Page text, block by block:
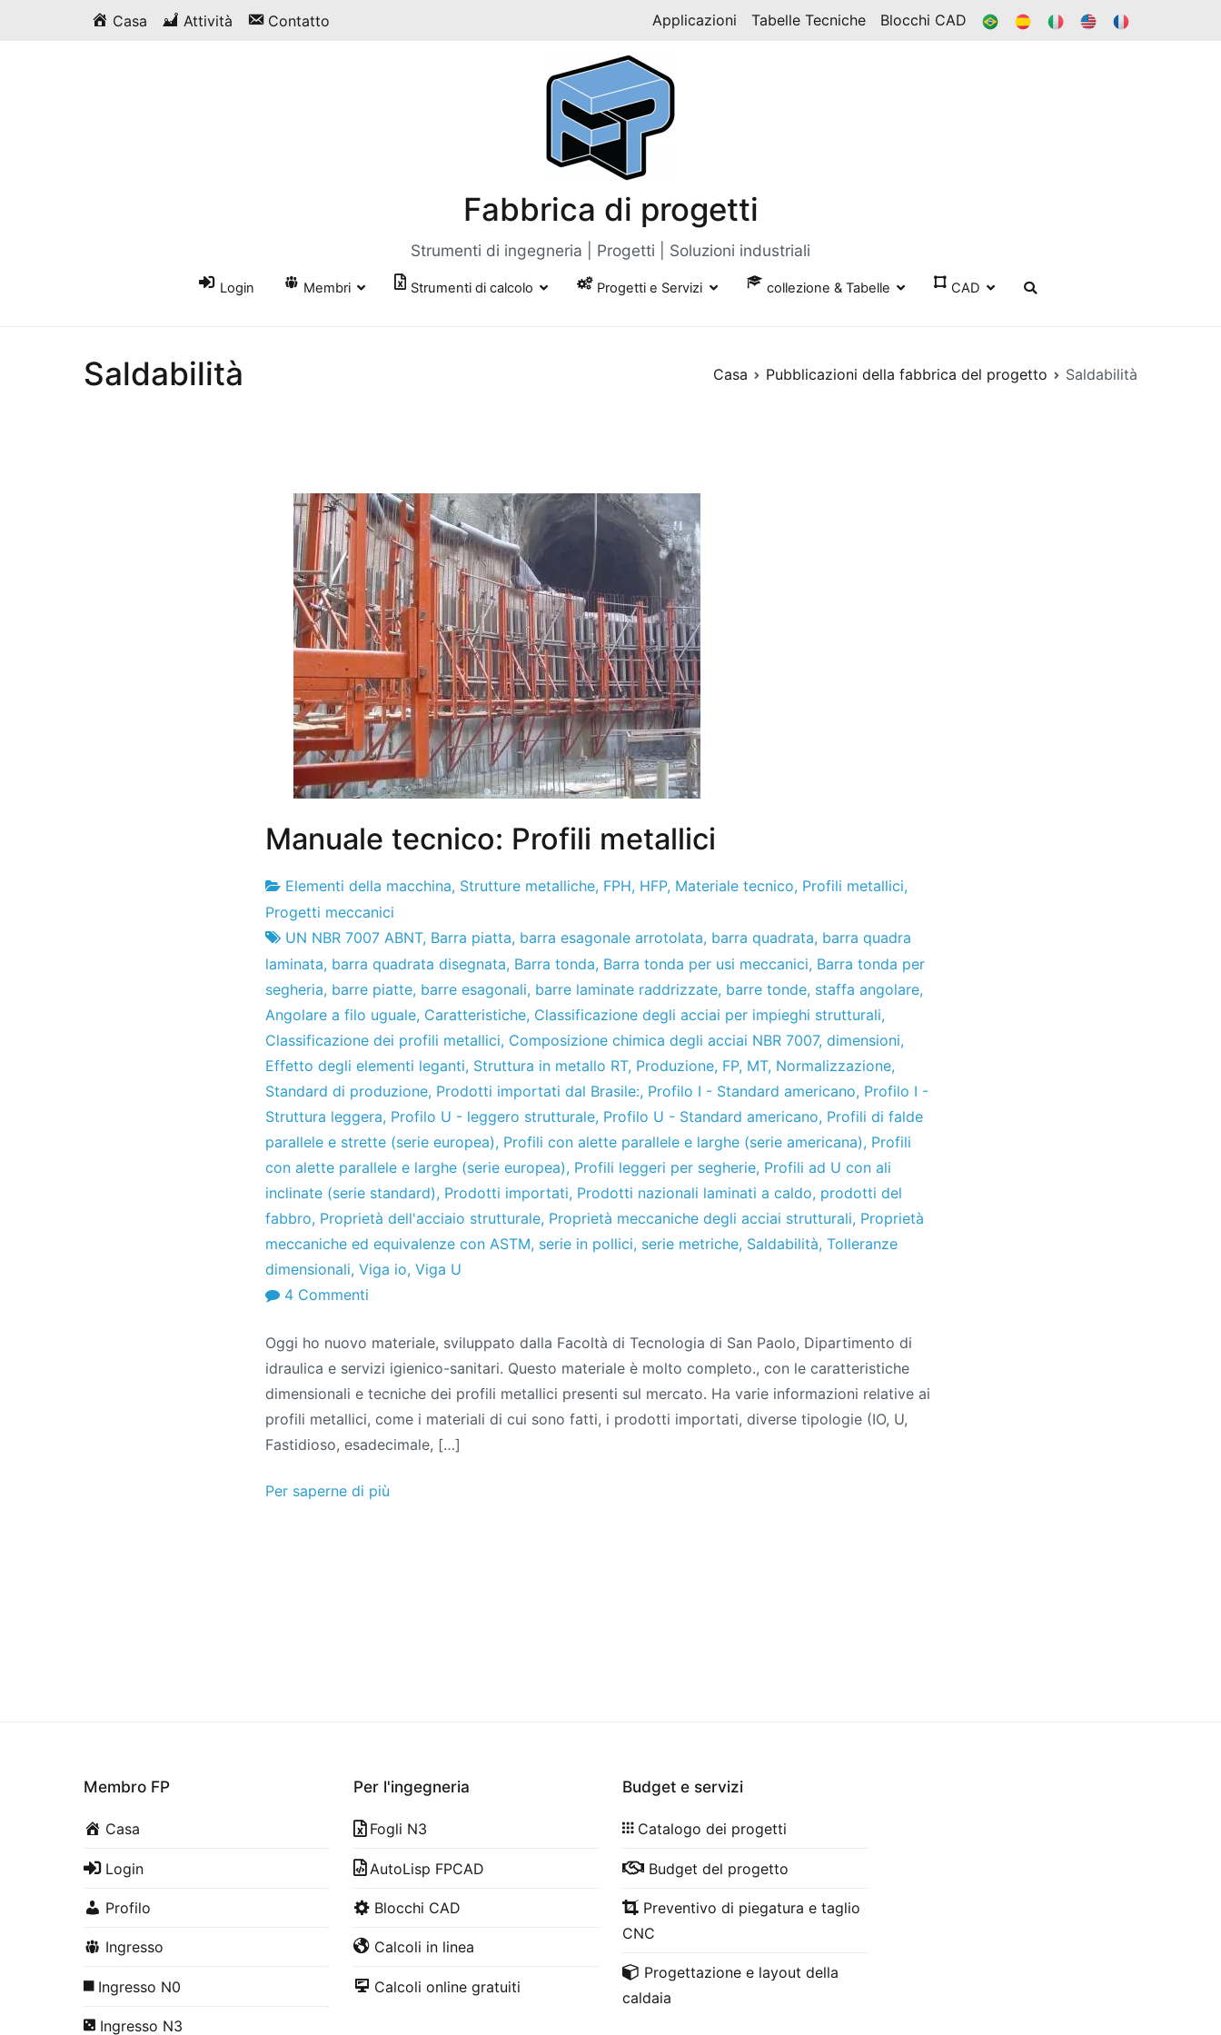
Casa Attività Contatto Applicazioni Tabelle Tecniche Blocchi CAD BR ES ESSO
Fabbrica di progetti
Strumenti di ingegneria | Progetti | Soluzioni industriali
Login Membri Strumenti di calcolo Progetti e Servizi collezione & Tabelle CAD
Saldabilità Casa Pubblicazioni della fabbrica del progetto Saldabilità
Manuale tecnico: Profili metallici
Fabbrica
di
progetti
30
di
aprile
2010
Elementi della macchina, Strutture metalliche, FPH, HFP, Materiale tecnico, Profili metallici,
Progetti meccanici
UN NBR 7007 ABNT, Barra piatta, barra esagonale arrotolata, barra quadrata, barra quadra
laminata, barra quadrata disegnata, Barra tonda, Barra tonda per usi meccanici, Barra tonda per
segheria, barre piatte, barre esagonali, barre laminate raddrizzate, barre tonde, staffa angolare,
Angolare a filo uguale, Caratteristiche, Classificazione degli acciai per impieghi strutturali,
Classificazione dei profili metallici, Composizione chimica degli acciai NBR 7007, dimensioni,
Effetto degli elementi leganti, Struttura in metallo RT, Produzione, FP, MT, Normalizzazione,
Standard di produzione, Prodotti importati dal Brasile:, Profilo I - Standard americano, Profilo I -
Struttura leggera, Profilo U - leggero strutturale, Profilo U - Standard americano, Profili di falde
parallele e strette (serie europea), Profili con alette parallele e larghe (serie americana), Profili
con alette parallele e larghe (serie europea), Profili leggeri per segherie, Profili ad U con ali
inclinate (serie standard), Prodotti importati, Prodotti nazionali laminati a caldo, prodotti del
fabbro, Proprietà dell'acciaio strutturale, Proprietà meccaniche degli acciai strutturali, Proprietà
meccaniche ed equivalenze con ASTM, serie in pollici, serie metriche, Saldabilità, Tolleranze
dimensionali, Viga io, Viga U
4 Commenti
tecnico:
Profili
metallici
Oggi ho nuovo materiale, sviluppato dalla Facoltà di Tecnologia di San Paolo, Dipartimento di
idraulica e servizi igienico-sanitari. Questo materiale è molto completo., con le caratteristiche
dimensionali e tecniche dei profili metallici presenti sul mercato. Ha varie informazioni relative ai
profili metallici, come i materiali di cui sono fatti, i prodotti importati, diverse tipologie (IO, U,
Fastidioso, esadecimale, […]
Per saperne di più
Membro FP
Casa
Login
Profilo
Ingresso
Ingresso N0
Ingresso N3
Per l'ingegneria
Fogli N3
AutoLisp FPCAD
Blocchi CAD
Calcoli in linea
Calcoli online gratuiti
Budget e servizi
Catalogo dei progetti
Budget del progetto
Preventivo di piegatura e taglio
CNC
Progettazione e layout della
caldaia